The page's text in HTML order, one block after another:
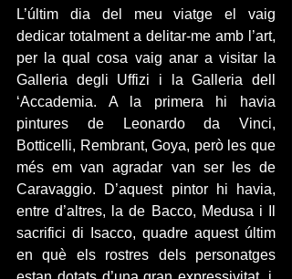
L’últim dia del meu viatge el vaig
dedicar totalment a delitar-me amb l’art,
per la qual cosa vaig anar a visitar la
Galleria degli Uffizi i la Galleria dell
‘Accademia. A la primera hi havia
pintures de Leonardo da Vinci,
Botticelli, Rembrant, Goya, però les que
més em van agradar van ser les de
Caravaggio. D’aquest pintor hi havia,
entre d’altres, la de Bacco, Medusa i Il
sacrifici di Isacco, quadre aquest últim
en què els rostres dels personatges